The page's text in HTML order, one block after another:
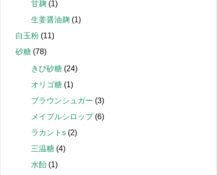
甘麹 (1)
生姜醤油麹 (1)
白玉粉 (11)
砂糖 (78)
きび砂糖 (24)
オリゴ糖 (1)
ブラウンシュガー (3)
メイプルシロップ(6)
ラカントs (2)
三温糖 (4)
水飴 (1)